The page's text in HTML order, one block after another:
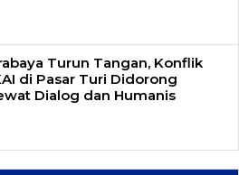
Turun Tangan, Konflik
di Pasar Turi Didorong
Dialog dan Humanis